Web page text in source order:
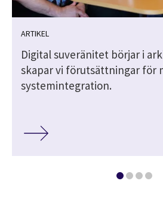
ARTIKEL
Digital suveränitet börjar i
skapar vi förutsättningar för
systemintegration.